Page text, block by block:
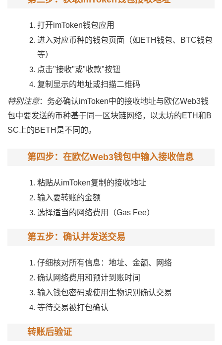
打开imToken钱包应用
进入对应币种的钱包页面（如ETH钱包、BTC钱包
等）
点击"接收"或"收款"按钮
复制显示的地址或扫描二维码
特别注意：务必确认imToken中的接收地址与欧亿Web3钱
包中要发送的币种基于同一区块链网络，以太坊的ETH和B
SC上的BETH是不同的。
第四步：在欧亿Web3钱包中输入接收信息
粘贴从imToken复制的接收地址
输入要转账的金额
选择适当的网络费用（Gas Fee）
第五步：确认并发送交易
仔细核对所有信息：地址、金额、网络
确认网络费用和预计到账时间
输入钱包密码或使用生物识别确认交易
等待交易被打包确认
转账后验证